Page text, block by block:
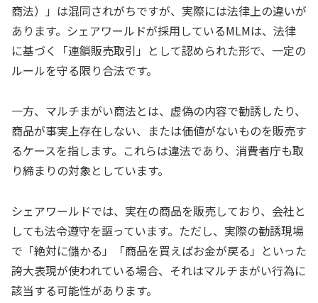
商法）」は混同されがちですが、実際には法律上の違いが
あります。シェアワールドが採用しているMLMは、法律
に基づく「連鎖販売取引」として認められた形で、一定の
ルールを守る限り合法です。
一方、マルチまがい商法とは、虚偽の内容で勧誘したり、
商品が事実上存在しない、または価値がないものを販売す
るケースを指します。これらは違法であり、消費者庁も取
り締まりの対象としています。
シェアワールドでは、実在の商品を販売しており、会社と
しても法令遵守を謳っています。ただし、実際の勧誘現場
で「絶対に儲かる」「商品を買えばお金が戻る」といった
誇大表現が使われている場合、それはマルチまがい行為に
該当する可能性があります。